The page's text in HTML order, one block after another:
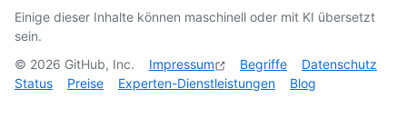
Einige dieser Inhalte können maschinell oder mit KI übersetzt
sein.
© 2026 GitHub, Inc. Impressum Begriffe
Datenschutz
Status
Preise Experten-Dienstleistungen Blog